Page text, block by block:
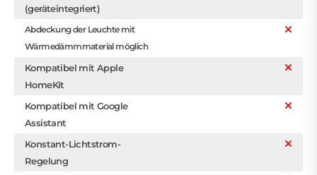
(geräteintegriert)
Abdeckung der Leuchte mit
Wärmedämmmaterial möglich
Kompatibel mit Apple
HomeKit
Kompatibel mit Google
Assistant
Konstant-Lichtstrom-
Regelung